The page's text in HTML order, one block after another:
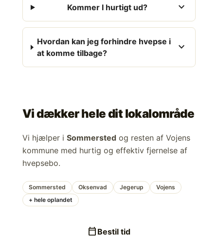
Kommer I hurtigt ud? expand_more
Hvordan kan jeg forhindre hvepse i
at komme tilbage?
expand_more
Vi dækker hele dit lokalområde
Vi hjælper i Sommersted og resten af Vojens
kommune med hurtig og effektiv fjernelse af
hvepsebo.
Sommersted Oksenvad Jegerup
Vojens
+ hele oplandet
calendar_today Bestil tid